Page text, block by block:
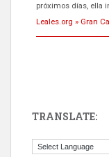
próximos días, ella
Leales.org » Gran
Este gato macho
TRANSLATE: